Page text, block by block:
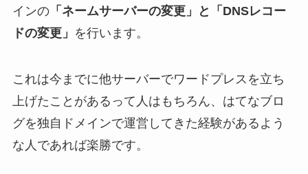
インの「ネームサーバーの変更」と「DNSレコー
ドの変更」 を行います。
これは今までに他サーバーでワードプレスを立ち
上げたことがあるって人はもちろん、はてなブロ
グを独自ドメインで運営してきた経験があるよう
な人であれば楽勝です。